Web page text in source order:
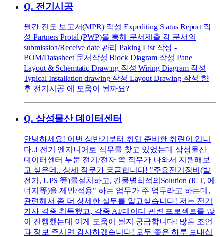
Q. 전기시공
월간 진도 보고서(MPR) 작성 Expediting Status Report 작
성 Partners Protal (PWP)을 통해 문서제출 각 문서의
submission/Receive date 관리 Paking List 작성 -
BOM/Datasheet 문서작성 Block Diagram 작성 Panel
Layout & Schemtatic Drawing 작성 Wiring Diagram 작성
Typical Installation drawing 작성 Layout Drawing 작성 향
후 전기시공 에 도움이 될까요?
Q. 삼성물산 데이터센터
안녕하세요! 이번 상반기부터 취업 준비한 취린이 입니
다..! 전기 엔지니어로 직무를 찾고 있었는데 삼성물산
데이터센터 부문 전기/전자 쪽 직무가 나와서 지원해보
고 싶은데.. 상세 직무가 궁금합니다! "주요전기장비(발
전기, UPS 等)를설치하고, 건물별최적의Solution (ICT, 에
너지等)을 제안/적용" 하는 업무가 주 업무라고 하는데,
관련해서 좀 더 상세한 실무를 알고싶습니다! 저는 전기
기사 격증 취득했고, 각종 AI/데이터 관련 프로젝트를 많
이 진행했는데 이게 도움이 될지 궁금합니다! 많은 조언
과 정보 주시면 감사하겠습니다! 모두 좋은 하루 보내십